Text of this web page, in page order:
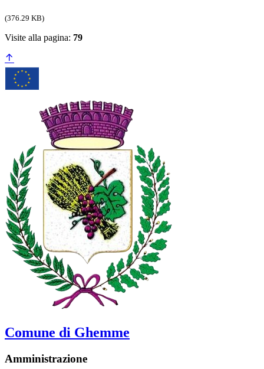
(376.29 KB)
Visite alla pagina: 79
Comune di Ghemme
Amministrazione